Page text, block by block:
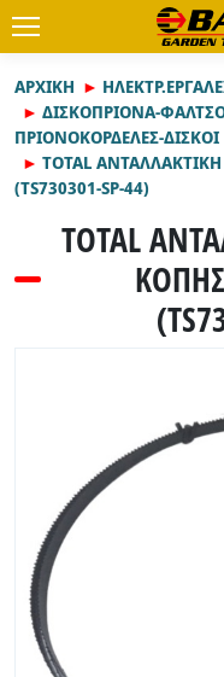
ΑΡΧΙΚΉ
ΔΙΣΚΟΠΡΙΟΝΑ-
ΠΡΙΟΝΟΚΟΡΔΕΛΕΣ-ΔΙΣΚΟΙ
TOTAL
(TS730301-SP-44)
TOTAL
ΚΟΠΗΣ